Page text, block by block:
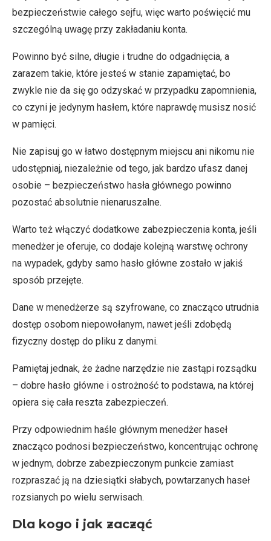
bezpieczeństwie całego sejfu, więc warto poświęcić mu
szczególną uwagę przy zakładaniu konta.
Powinno być silne, długie i trudne do odgadnięcia, a
zarazem takie, które jesteś w stanie zapamiętać, bo
zwykle nie da się go odzyskać w przypadku zapomnienia,
co czyni je jedynym hasłem, które naprawdę musisz nosić
w pamięci.
Nie zapisuj go w łatwo dostępnym miejscu ani nikomu nie
udostępniaj, niezależnie od tego, jak bardzo ufasz danej
osobie – bezpieczeństwo hasła głównego powinno
pozostać absolutnie nienaruszalne.
Warto też włączyć dodatkowe zabezpieczenia konta, jeśli
menedżer je oferuje, co dodaje kolejną warstwę ochrony
na wypadek, gdyby samo hasło główne zostało w jakiś
sposób przejęte.
Dane w menedżerze są szyfrowane, co znacząco utrudnia
dostęp osobom niepowołanym, nawet jeśli zdobędą
fizyczny dostęp do pliku z danymi.
Pamiętaj jednak, że żadne narzędzie nie zastąpi rozsądku
– dobre hasło główne i ostrożność to podstawa, na której
opiera się cała reszta zabezpieczeń.
Przy odpowiednim haśle głównym menedżer haseł
znacząco podnosi bezpieczeństwo, koncentrując ochronę
w jednym, dobrze zabezpieczonym punkcie zamiast
rozpraszać ją na dziesiątki słabych, powtarzanych haseł
rozsianych po wielu serwisach.
Dla kogo i jak zacząć